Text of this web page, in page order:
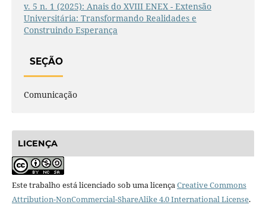
v. 5 n. 1 (2025): Anais do XVIII ENEX - Extensão
Universitária: Transformando Realidades e
Construindo Esperança
SEÇÃO
Comunicação
LICENÇA
Este trabalho está licenciado sob uma licençaCreative Commons
Attribution-NonCommercial-ShareAlike 4.0 International License.